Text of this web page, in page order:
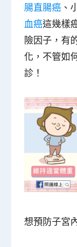
腸直腸癌 、
血癌這幾樣
險因子，有
化，不管如
診！
想預防子宮